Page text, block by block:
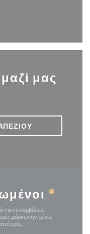
((ανοίγει σε νέο
μας
*
για να λαμβάνετε
μάρκετινγκ μέσω
εμάς.